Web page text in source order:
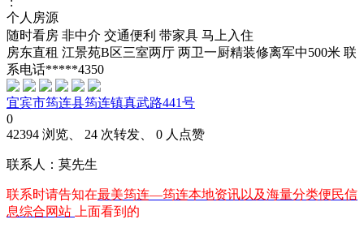
个人房源
随时看房 非中介 交通便利 带家具 马上入住
房东直租 江景苑B区三室两厅 两卫一厨精装修离军中500米 联
系电话*****4350
宜宾市筠连县筠连镇真武路441号
0
42394 浏览、 24 次转发、 0 人点赞
联系人：莫先生
联系时请告知在最美筠连—筠连本地资讯以及海量分类便民信
息综合网站
上面看到的